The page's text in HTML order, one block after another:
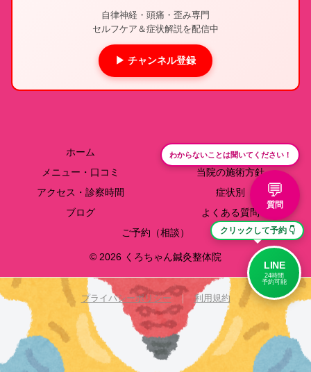
自律神経・頭痛・歪み専門
セルフケア＆症状解説を配信中
▶ チャンネル登録
ホーム
院長紹介
メニュー・口コミ
当院の施術方針
アクセス・診察時間
症状別
ブログ
よくある質問
ご予約（相談）
© 2026 くろちゃん鍼灸整体院
わからないことは聞いてください！
💬
質問
プライバシーポリシー ｜ 利用規約
クリックして予約 👇
LINE
24時間
予約可能